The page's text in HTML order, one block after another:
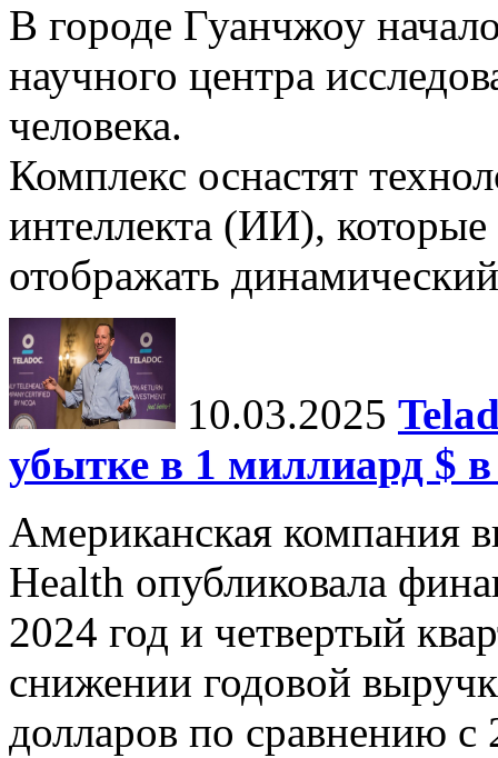
В городе Гуанчжоу
научного центра
человека.
Комплекс оснастят
интеллекта (ИИ),
отображать
10.03.2025
убытке в 1 миллиард $ в
Американская компания
Health опубликовала
2024 год и четвертый
снижении годовой
долларов по сравнению с